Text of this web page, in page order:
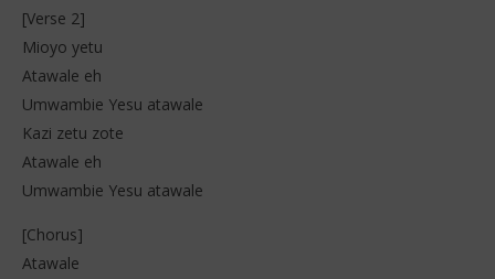
[Verse 2]
Mioyo yetu
Atawale eh
Umwambie Yesu atawale
Kazi zetu zote
Atawale eh
Umwambie Yesu atawale
[Chorus]
Atawale